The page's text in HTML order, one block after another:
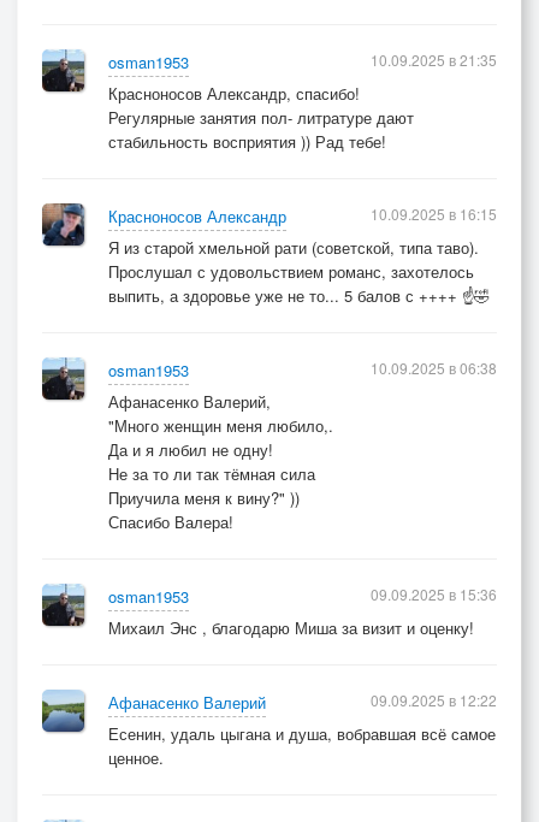
osman1953
Красноносов Александр, спасибо!
Регулярные занятия пол- литратуре дают
стабильность восприятия )) Рад тебе!
10.09.2025 в 21:35
Красноносов Александр
Я из старой хмельной рати (советской, типа таво).
Прослушал с удовольствием романс, захотелось
выпить, а здоровье уже не то... 5 балов с ++++ ☝️🤣
10.09.2025 в 16:15
osman1953
Афанасенко Валерий,
"Много женщин меня любило,.
Да и я любил не одну!
Не за то ли так тёмная сила
Приучила меня к вину?" ))
Спасибо Валера!
10.09.2025 в 06:38
osman1953
Михаил Энс , благодарю Миша за визит и оценку!
09.09.2025 в 15:36
Афанасенко Валерий
Есенин, удаль цыгана и душа, вобравшая всё самое
ценное.
09.09.2025 в 12:22